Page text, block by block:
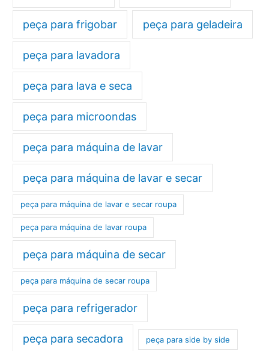
peça para frigobar peça para geladeira
peça para lavadora
peça para lava e seca
peça para microondas
peça para máquina de lavar
peça para máquina de lavar e secar
peça para máquina de lavar e secar roupa
peça para máquina de lavar roupa
peça para máquina de secar
peça para máquina de secar roupa
peça para refrigerador
peça para secadora peça para side by side